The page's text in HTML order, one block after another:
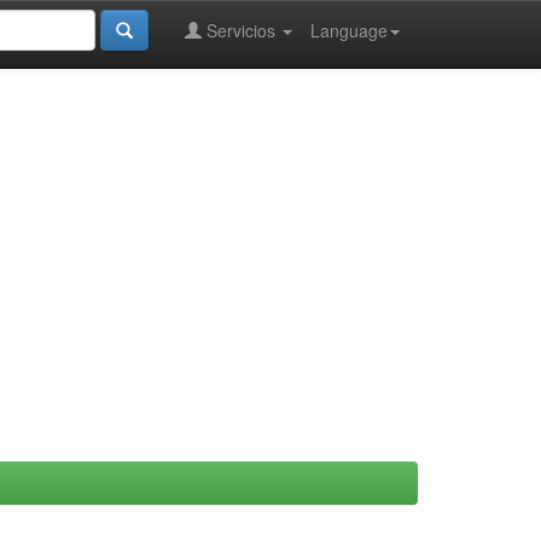
Language
Servicios